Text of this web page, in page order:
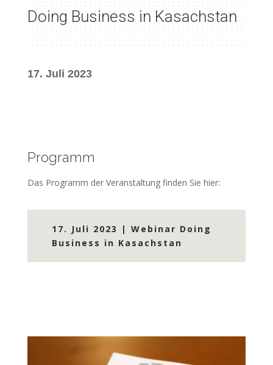
Doing Business in Kasachstan
17. Juli 2023
Programm
Das Programm der Veranstaltung finden Sie hier:
17. Juli 2023 | Webinar Doing
Business in Kasachstan